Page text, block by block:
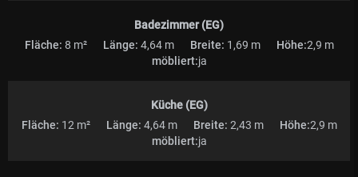
Badezimmer (EG)
Fläche: 8 m² Länge: 4,64 m Breite: 1,69 m Höhe:2,9 m
möbliert:ja
Küche (EG)
Fläche: 12 m² Länge: 4,64 m Breite: 2,43 m Höhe:2,9 m
möbliert:ja